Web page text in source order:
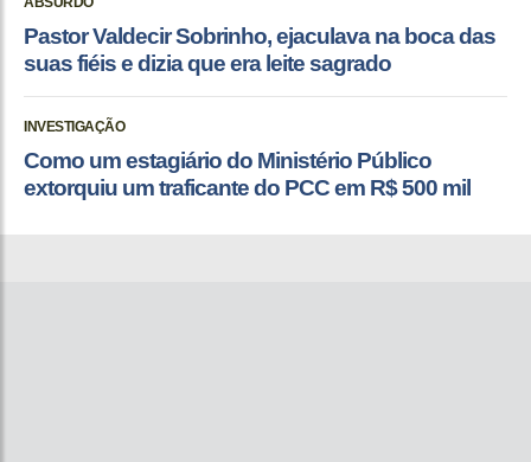
Pastor Valdecir Sobrinho, ejaculava na boca das
suas fiéis e dizia que era leite sagrado
INVESTIGAÇÃO
Como um estagiário do Ministério Público
extorquiu um traficante do PCC em R$ 500 mil